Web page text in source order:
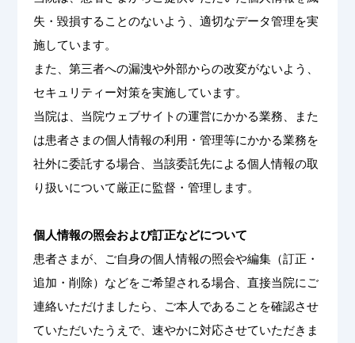
失・毀損することのないよう、適切なデータ管理を実
施しています。
また、第三者への漏洩や外部からの改変がないよう、
セキュリティー対策を実施しています。
当院は、当院ウェブサイトの運営にかかる業務、また
は患者さまの個人情報の利用・管理等にかかる業務を
社外に委託する場合、当該委託先による個人情報の取
り扱いについて厳正に監督・管理します。
個人情報の照会および訂正などについて
患者さまが、ご自身の個人情報の照会や編集（訂正・
追加・削除）などをご希望される場合、直接当院にご
連絡いただけましたら、ご本人であることを確認させ
ていただいたうえで、速やかに対応させていただきま